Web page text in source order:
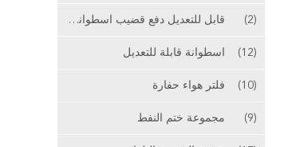
قابل للتعديل دفع قضيب اسطوانة الرئيسية (2)
اسطوانة قابلة للتعديل (12)
فلتر هواء حفارة (10)
مجموعة ختم النفط (9)